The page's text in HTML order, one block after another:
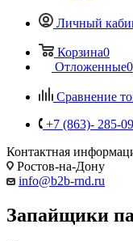
Личный
Корзина0
Отложенные0
Сравнение
+7 (863)- 285-
Контактная
Ростов-на-Дону
info@b2b-rnd.ru
Запайщики